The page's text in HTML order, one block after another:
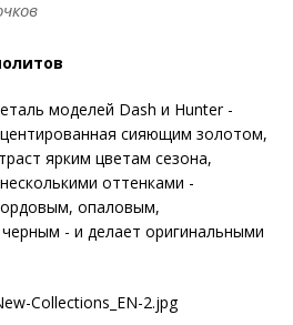
моделей Dash и Hunter -
сияющим золотом,
ярким цветам сезона,
оттенками -
опаловым,
- и делает оригинальными